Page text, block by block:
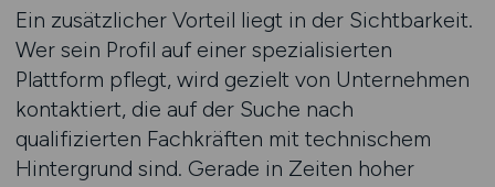
Ein zusätzlicher Vorteil liegt in der Sichtbarkeit.
Wer sein Profil auf einer spezialisierten
Plattform pflegt, wird gezielt von Unternehmen
kontaktiert, die auf der Suche nach
qualifizierten Fachkräften mit technischem
Hintergrund sind. Gerade in Zeiten hoher